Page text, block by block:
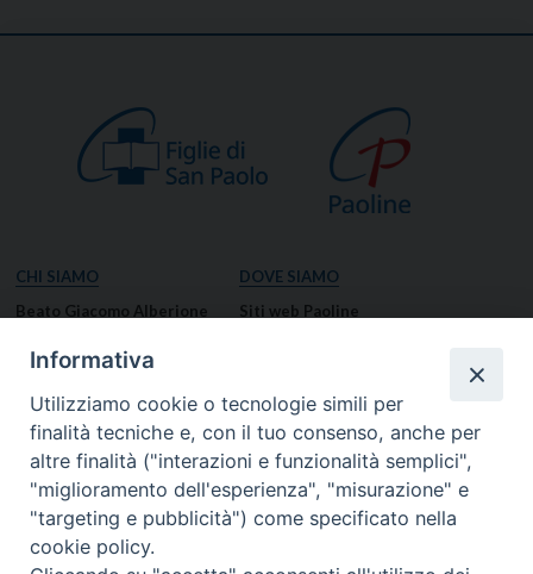
CHI SIAMO
Beato Giacomo Alberione
Missione Paolina
Luoghi delle Origini
Governo Generale
Famiglia Paolina
DOVE SIAMO
Siti web Paoline
Notizie dal governo generale
Notizie in breve
RISORSE
Preghiere
Informativa
Utilizziamo cookie o tecnologie simili per
finalità tecniche e, con il tuo consenso, anche per
altre finalità ("interazioni e funzionalità semplici",
"miglioramento dell'esperienza", "misurazione" e
"targeting e pubblicità") come specificato nella
cookie policy.